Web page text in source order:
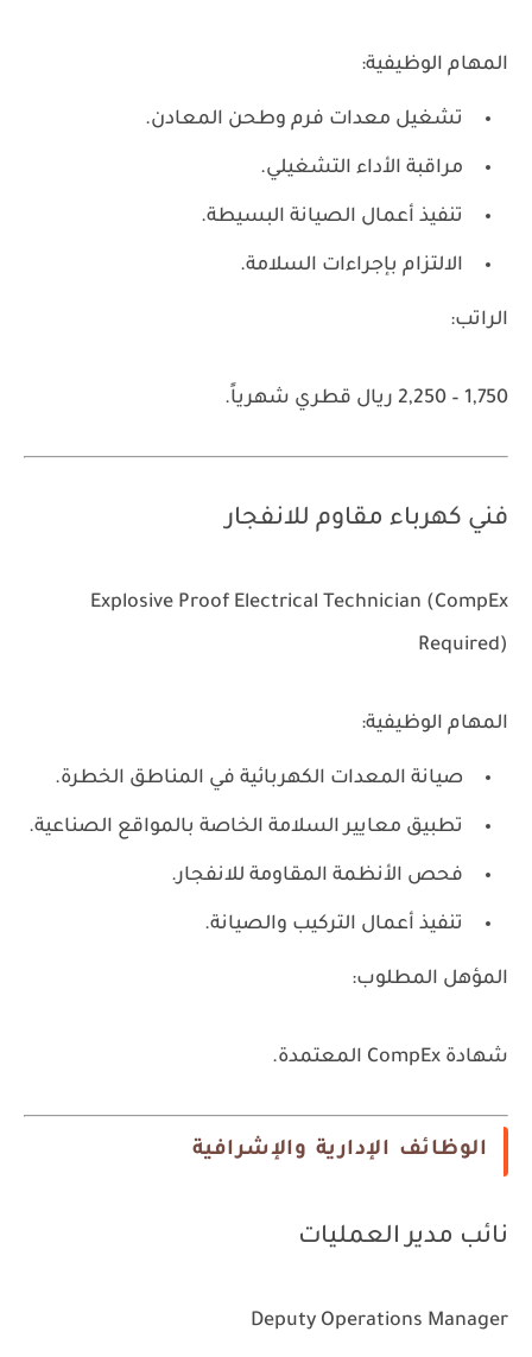
المهام الوظيفية:
تشغيل معدات فرم وطحن المعادن.
مراقبة الأداء التشغيلي.
تنفيذ أعمال الصيانة البسيطة.
الالتزام بإجراءات السلامة.
الراتب:
1,750 – 2,250 ريال قطري شهرياً.
فني كهرباء مقاوم للانفجار
Explosive Proof Electrical Technician (CompEx
Required)
المهام الوظيفية:
صيانة المعدات الكهربائية في المناطق الخطرة.
تطبيق معايير السلامة الخاصة بالمواقع الصناعية.
فحص الأنظمة المقاومة للانفجار.
تنفيذ أعمال التركيب والصيانة.
المؤهل المطلوب:
شهادة CompEx المعتمدة.
الوظائف الإدارية والإشرافية
نائب مدير العمليات
Deputy Operations Manager